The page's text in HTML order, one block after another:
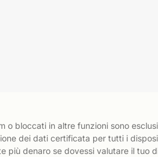
o bloccati in altre funzioni sono
dei dati certificata per tutti i
più denaro se dovessi valutare il tuo